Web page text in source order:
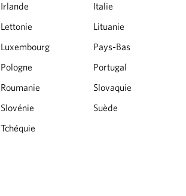
Irlande
Italie
Lettonie
Lituanie
Luxembourg
Pays-Bas
Pologne
Portugal
Roumanie
Slovaquie
Slovénie
Suède
Tchéquie